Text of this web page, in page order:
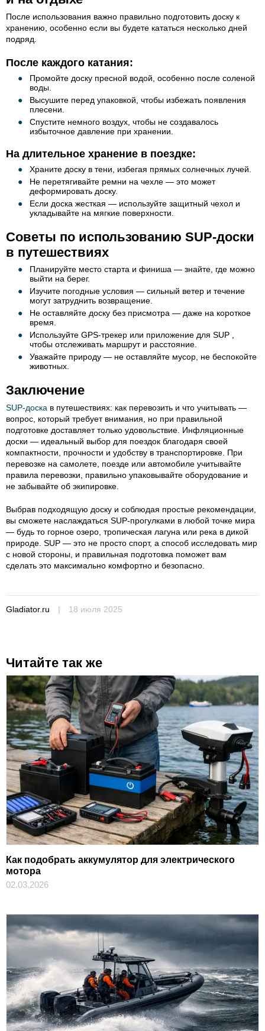
После использования важно правильно подготовить доску к
хранению, особенно если вы будете кататься несколько дней
подряд.
После каждого катания:
Промойте доску пресной водой, особенно после соленой
воды.
Высушите перед упаковкой, чтобы избежать появления
плесени.
Спустите немного воздух, чтобы не создавалось
избыточное давление при хранении.
На длительное хранение в поездке:
Храните доску в тени, избегая прямых солнечных лучей.
Не перетягивайте ремни на чехле — это может
деформировать доску.
Если доска жесткая — используйте защитный чехол и
укладывайте на мягкие поверхности.
Советы по использованию SUP-доски
в путешествиях
Планируйте место старта и финиша — знайте, где можно
выйти на берег.
Изучите погодные условия — сильный ветер и течение
могут затруднить возвращение.
Не оставляйте доску без присмотра — даже на короткое
время.
Используйте GPS-трекер или приложение для SUP ,
чтобы отслеживать маршрут и расстояние.
Уважайте природу — не оставляйте мусор, не беспокойте
животных.
Заключение
SUP-доска в путешествиях: как перевозить и что учитывать —
вопрос, который требует внимания, но при правильной
подготовке доставляет только удовольствие. Инфляционные
доски — идеальный выбор для поездок благодаря своей
компактности, прочности и удобству в транспортировке. При
перевозке на самолете, поезде или автомобиле учитывайте
правила перевозки, правильно упаковывайте оборудование и
не забывайте об экипировке.
Выбрав подходящую доску и соблюдая простые рекомендации,
вы сможете наслаждаться SUP-прогулками в любой точке мира
— будь то горное озеро, тропическая лагуна или река в дикой
природе. SUP — это не просто спорт, а способ исследовать мир
с новой стороны, и правильная подготовка поможет вам
сделать это максимально комфортно и безопасно.
Gladiator.ru | 18 июля 2025
Читайте так же
Как подобрать аккумулятор для электрического
мотора
02.03.2026